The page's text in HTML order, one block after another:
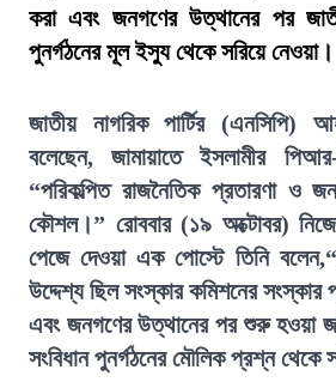
করা এবং জনগণের উত্থানের পর
পুনর্গঠনের মূল ইস্যু থেকে সরিয়ে নেওয়া।
জাতীয় নাগরিক পার্টির (এনসিপি)
বলেছেন, জামায়াতে ইসলামীর
“পরিকল্পিত রাজনৈতিক প্রতারণা ও
কৌশল।” রোববার (১৯ অক্টোবর)
পেজে দেওয়া এক পোস্টে তিনি
উদ্দেশ্য ছিল সংস্কার কমিশনের সংস্কার
এবং জনগণের উত্থানের পর শুরু হওয়া
সংবিধান পুনর্গঠনের মৌলিক প্রশ্ন থেকে